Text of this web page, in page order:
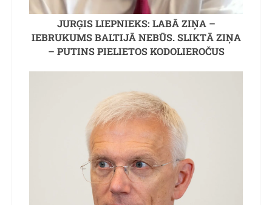
JURĢIS LIEPNIEKS: LABĀ ZIŅA –
IEBRUKUMS BALTIJĀ NEBŪS. SLIKTĀ ZIŅA
– PUTINS PIELIETOS KODOLIEROČUS